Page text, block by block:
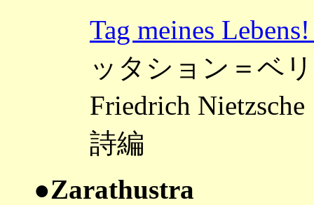
Tag meines
ッタション＝ベ
Friedrich
詩編
●Zarathustra